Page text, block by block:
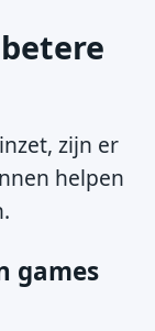
zijn er
helpen
games